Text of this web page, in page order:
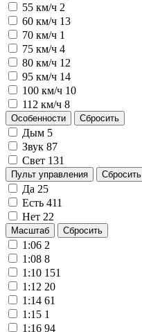
55 км/ч 2
60 км/ч 13
70 км/ч 1
75 км/ч 4
80 км/ч 12
95 км/ч 14
100 км/ч 10
112 км/ч 8
Особенности Сбросить
Дым 5
Звук 87
Свет 131
Пульт управления Сбросить
Да 25
Есть 411
Нет 22
Масштаб Сбросить
1:06 2
1:08 8
1:10 151
1:12 20
1:14 61
1:15 1
1:16 94